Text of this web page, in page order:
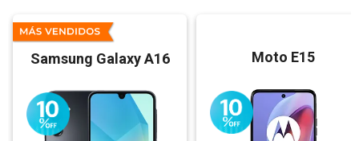
Samsung Galaxy A16 Moto E15